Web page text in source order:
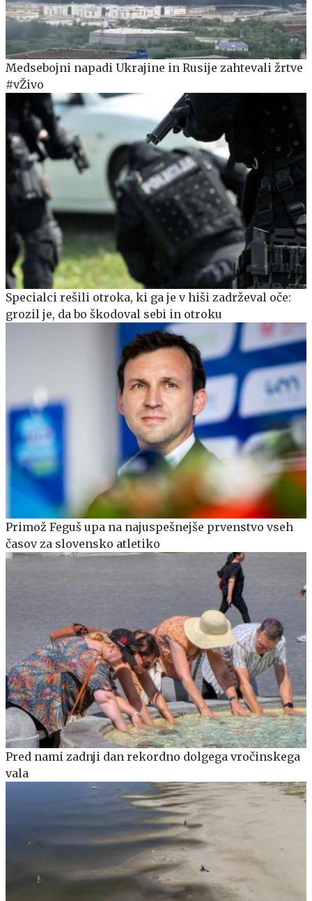
Medsebojni napadi Ukrajine in Rusije zahtevali žrtve
#vŽivo
Specialci rešili otroka, ki ga je v hiši zadrževal oče:
grozil je, da bo škodoval sebi in otroku
Primož Feguš upa na najuspešnejše prvenstvo vseh
časov za slovensko atletiko
Pred nami zadnji dan rekordno dolgega vročinskega
vala